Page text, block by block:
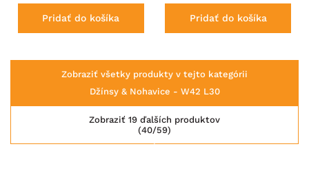
Pridať do košíka Pridať do košíka
Zobraziť všetky produkty v tejto kategórii
Džínsy & Nohavice - W42 L30
(40/59)
Zobraziť 19 ďalších produktov